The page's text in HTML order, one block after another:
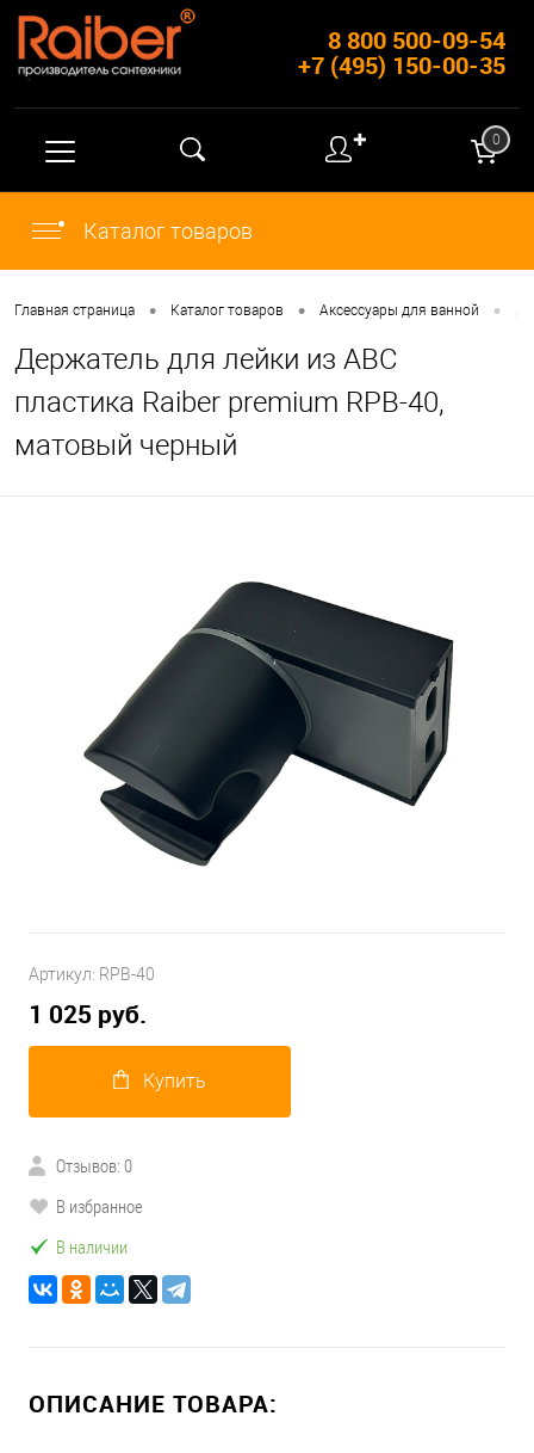
8 800 500-09-54
+7 (495) 150-00-35
✚ 0
Каталог товаров
Главная страница • Каталог товаров • Аксессуары для ванной •
Держатель для лейки из АBC
пластика Raiber premium RPB-40,
матовый черный
Артикул: RPB-40
1 025 руб.
Купить
Отзывов: 0
В избранное
В наличии
ОПИСАНИЕ ТОВАРА: